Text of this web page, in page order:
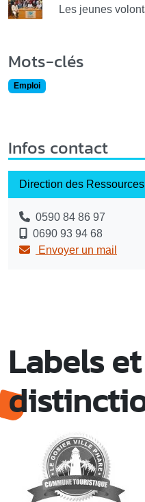
Les jeunes
Mots-clés
Emploi
Infos contact
Direction des
0590 84 86 97
0690 93 94 68
Envoyer un mail
Labels et